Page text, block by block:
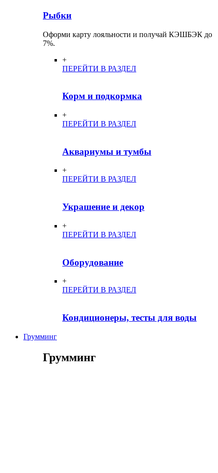
Рыбки
Оформи карту лояльности и получай КЭШБЭК до
7%.
+
ПЕРЕЙТИ В РАЗДЕЛ
Корм и подкормка
+
ПЕРЕЙТИ В РАЗДЕЛ
Аквариумы и тумбы
+
ПЕРЕЙТИ В РАЗДЕЛ
Украшение и декор
+
ПЕРЕЙТИ В РАЗДЕЛ
Оборудование
+
ПЕРЕЙТИ В РАЗДЕЛ
Кондиционеры, тесты для воды
Грумминг
Грумминг